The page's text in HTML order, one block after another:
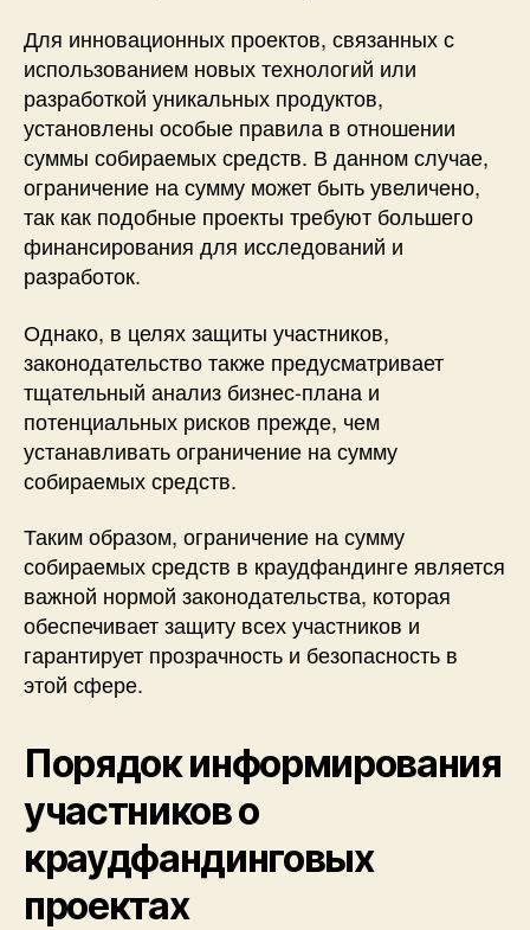
Для инновационных проектов, связанных с
использованием новых технологий или
разработкой уникальных продуктов,
установлены особые правила в отношении
суммы собираемых средств. В данном случае,
ограничение на сумму может быть увеличено,
так как подобные проекты требуют большего
финансирования для исследований и
разработок.
Однако, в целях защиты участников,
законодательство также предусматривает
тщательный анализ бизнес-плана и
потенциальных рисков прежде, чем
устанавливать ограничение на сумму
собираемых средств.
Таким образом, ограничение на сумму
собираемых средств в краудфандинге является
важной нормой законодательства, которая
обеспечивает защиту всех участников и
гарантирует прозрачность и безопасность в
этой сфере.
Порядок информирования
участников о
краудфандинговых
проектах